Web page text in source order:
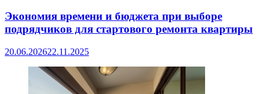
Экономия времени и бюджета при выборе
подрядчиков для стартового ремонта квартиры
20.06.202622.11.2025